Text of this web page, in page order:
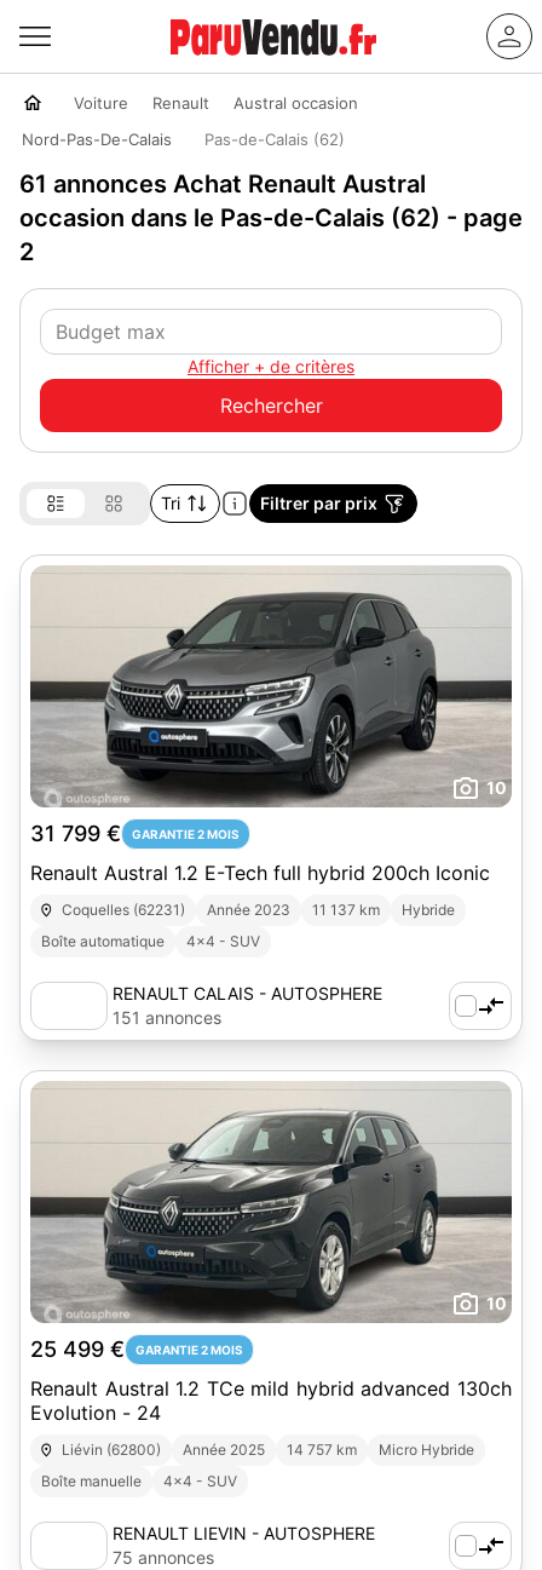
Voiture Renault
Austral occasion
Nord-Pas-De-Calais
Pas-de-Calais (62)
61 annonces Achat Renault Austral
occasion dans le Pas-de-Calais (62) - page
2
Afficher + de critères
Tri Filtrer par prix
10
31 799 € GARANTIE 2 MOIS
Renault Austral 1.2 E-Tech full hybrid 200ch Iconic
Coquelles (62231) Année 2023 11 137 km
Hybride
Boîte automatique
4x4 - SUV
RENAULT CALAIS - AUTOSPHERE
151 annonces
10
25 499 € GARANTIE 2 MOIS
Renault Austral 1.2 TCe mild hybrid advanced 130ch
Evolution - 24
Liévin (62800) Année 2025 14 757 km
Micro Hybride
Boîte manuelle
4x4 - SUV
RENAULT LIEVIN - AUTOSPHERE
75 annonces